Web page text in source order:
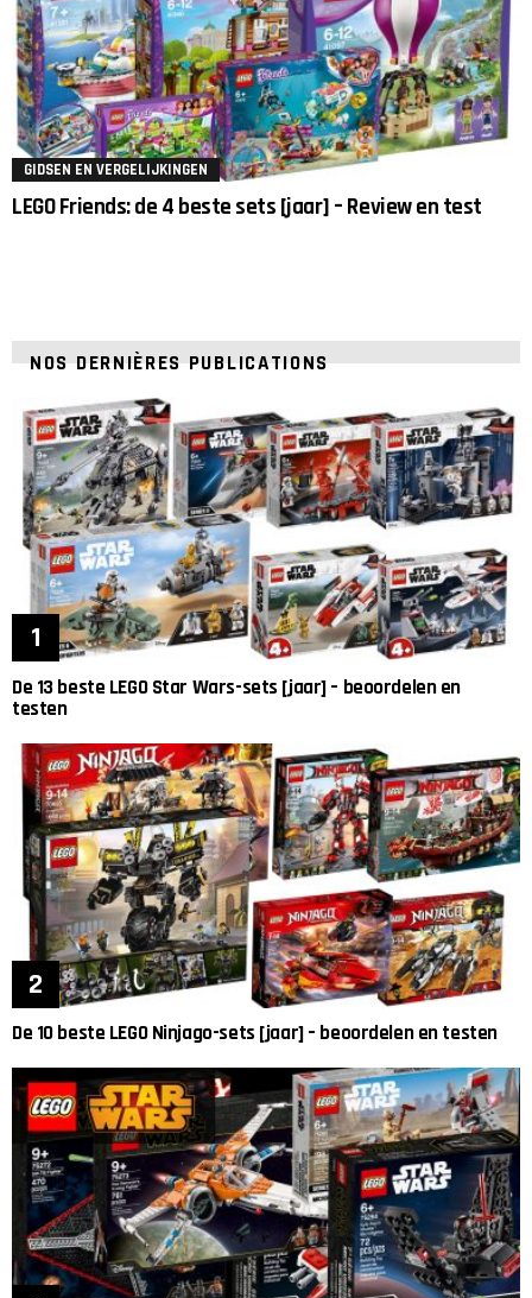
GIDSEN EN VERGELIJKINGEN
LEGO Friends: de 4 beste sets [jaar] – Review en test
NOS DERNIÈRES PUBLICATIONS
De 13 beste LEGO Star Wars-sets [jaar] – beoordelen en
testen
De 10 beste LEGO Ninjago-sets [jaar] – beoordelen en testen